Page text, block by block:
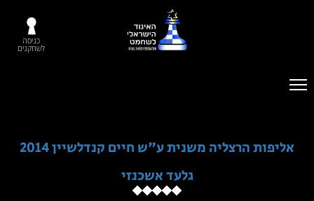
כניסה
לשחקנים
אליפות הרצליה משנית ע"ש חיים קנדלשיין 2014
גלעד אשכנזי